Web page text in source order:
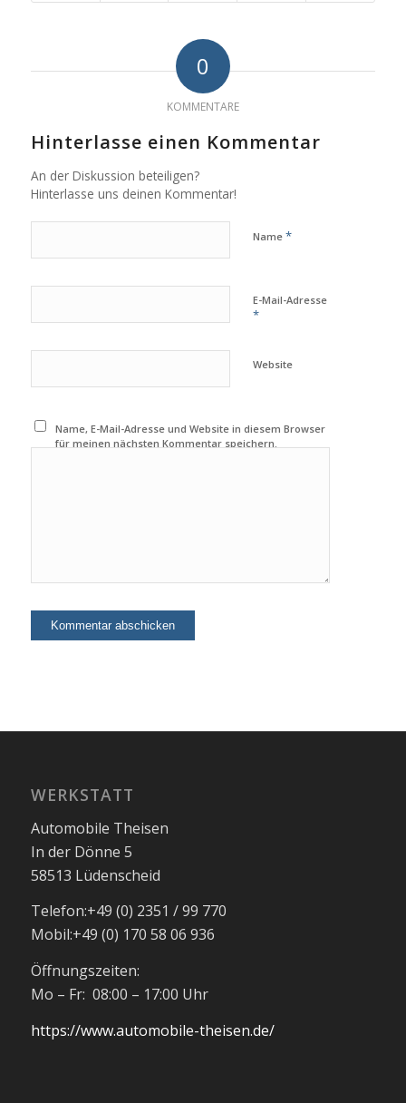
0
KOMMENTARE
Hinterlasse einen Kommentar
An der Diskussion beteiligen?
Hinterlasse uns deinen Kommentar!
Name *
E-Mail-Adresse
*
Website
Name, E-Mail-Adresse und Website in diesem Browser
für meinen nächsten Kommentar speichern.
WERKSTATT
Automobile Theisen
In der Dönne 5
58513 Lüdenscheid
Telefon:+49 (0) 2351 / 99 770
Mobil:+49 (0) 170 58 06 936
Öffnungszeiten:
Mo – Fr: 08:00 – 17:00 Uhr
https://www.automobile-theisen.de/